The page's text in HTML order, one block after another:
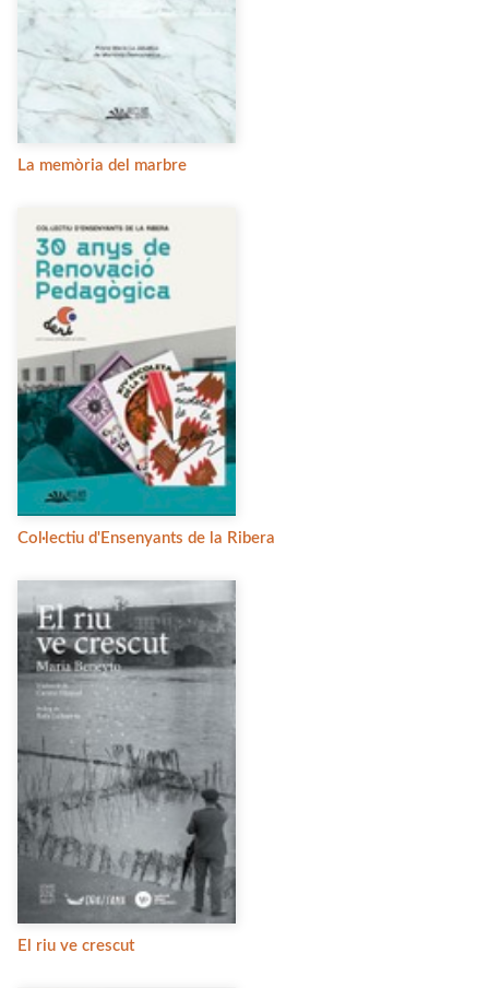
La memòria del marbre
Col·lectiu d'Ensenyants de la Ribera
El riu ve crescut